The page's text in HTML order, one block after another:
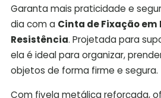
Garanta mais praticidade e
dia com a Cinta de Fixação em
Resistência. Projetada para
ela é ideal para organizar,
objetos de forma firme e segura.
Com fivela metálica reforçada,